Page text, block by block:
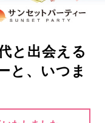
と出会える
と、いつま